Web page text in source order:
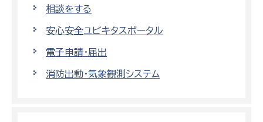
相談をする
安心安全ユビキタスポータル
電子申請・届出
消防出動・気象観測システム